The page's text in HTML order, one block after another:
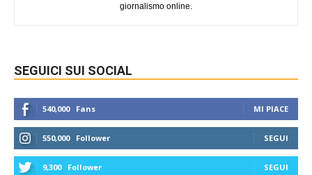
giornalismo online.
SEGUICI SUI SOCIAL
540,000 Fans MI PIACE
550,000 Follower SEGUI
9,300 Follower SEGUI